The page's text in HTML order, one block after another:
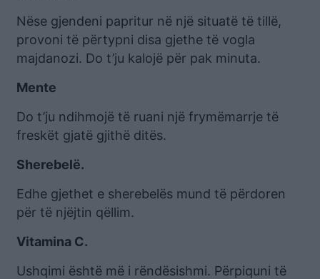
Nëse gjendeni papritur në një situatë të tillë,
provoni të përtypni disa gjethe të vogla
majdanozi. Do t’ju kalojë për pak minuta.
Mente
Do t’ju ndihmojë të ruani një frymëmarrje të
freskët gjatë gjithë ditës.
Sherebelë.
Edhe gjethet e sherebelës mund të përdoren
për të njëjtin qëllim.
Vitamina C.
Ushqimi është më i rëndësishmi. Përpiquni të